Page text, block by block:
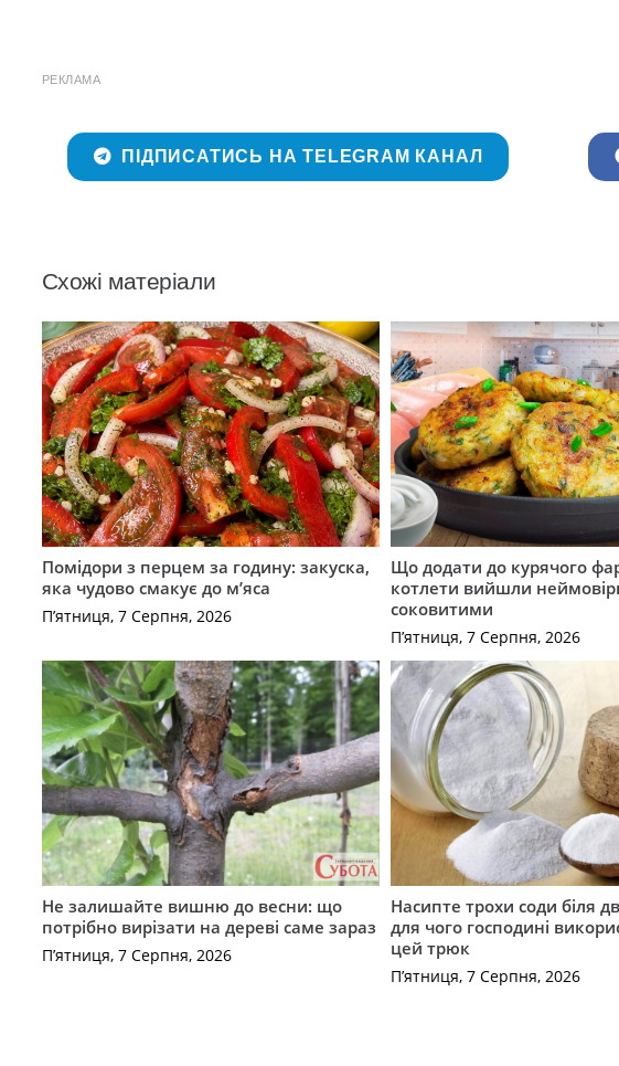
РЕКЛАМА
ПІДПИСАТИСЬ НА TELEGRAM КАНАЛ
Схожі матеріали
Помідори з перцем за годину: закуска,
яка чудово смакує до м’яса
П’ятниця, 7 Серпня, 2026
Що додати до курячого
котлети вийшли
соковитими
П’ятниця, 7 Серпня, 2026
Не залишайте вишню до весни: що
потрібно вирізати на дереві саме зараз
П’ятниця, 7 Серпня, 2026
Насипте трохи соди біля
для чого господині
цей трюк
П’ятниця, 7 Серпня, 2026